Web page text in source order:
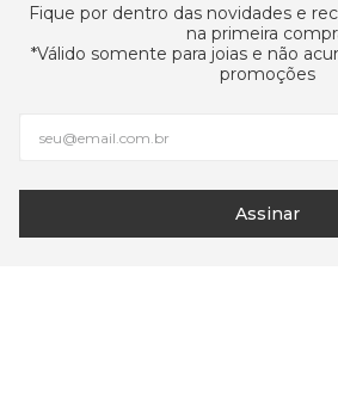
Fique por dentro das novidades e
na primeira
*Válido somente para joias e não
promoções
Assinar